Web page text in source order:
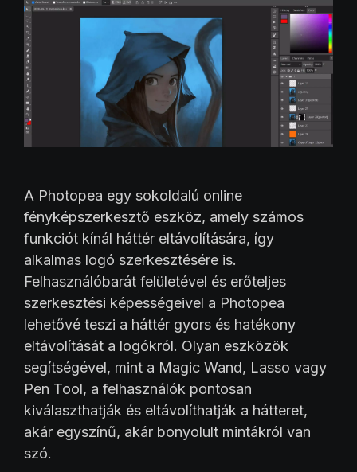
A Photopea egy sokoldalú online
fényképszerkesztő eszköz, amely számos
funkciót kínál háttér eltávolítására, így
alkalmas logó szerkesztésére is.
Felhasználóbarát felületével és erőteljes
szerkesztési képességeivel a Photopea
lehetővé teszi a háttér gyors és hatékony
eltávolítását a logókról. Olyan eszközök
segítségével, mint a Magic Wand, Lasso vagy
Pen Tool, a felhasználók pontosan
kiválaszthatják és eltávolíthatják a hátteret,
akár egyszínű, akár bonyolult mintákról van
szó.